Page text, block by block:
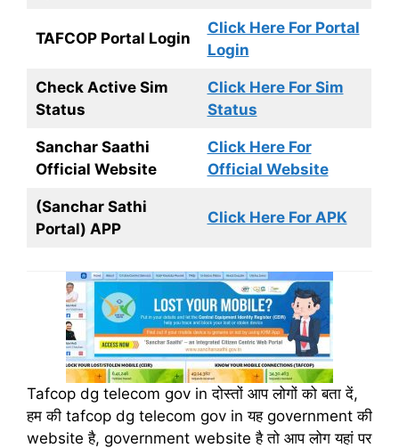
TAFCOP Portal Login
Click Here For Portal
Login
Check Active Sim
Status
Click Here For Sim
Status
Sanchar Saathi
Official Website
Click Here For
Official Website
(Sanchar Sathi
Portal) APP
Click Here For APK
Tafcop dg telecom gov in दोस्तों आप लोगों को बता दें,
हम की tafcop dg telecom gov in यह government की
website है, government website है तो आप लोग यहां पर